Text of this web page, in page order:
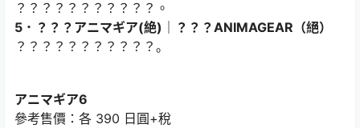
？？？？？？？？？？？。
5．？？？アニマギア(絶)｜？？？ANIMAGEAR（絕）
？？？？？？？？？？？。
アニマギア6
參考售價：各 390 日圓+稅